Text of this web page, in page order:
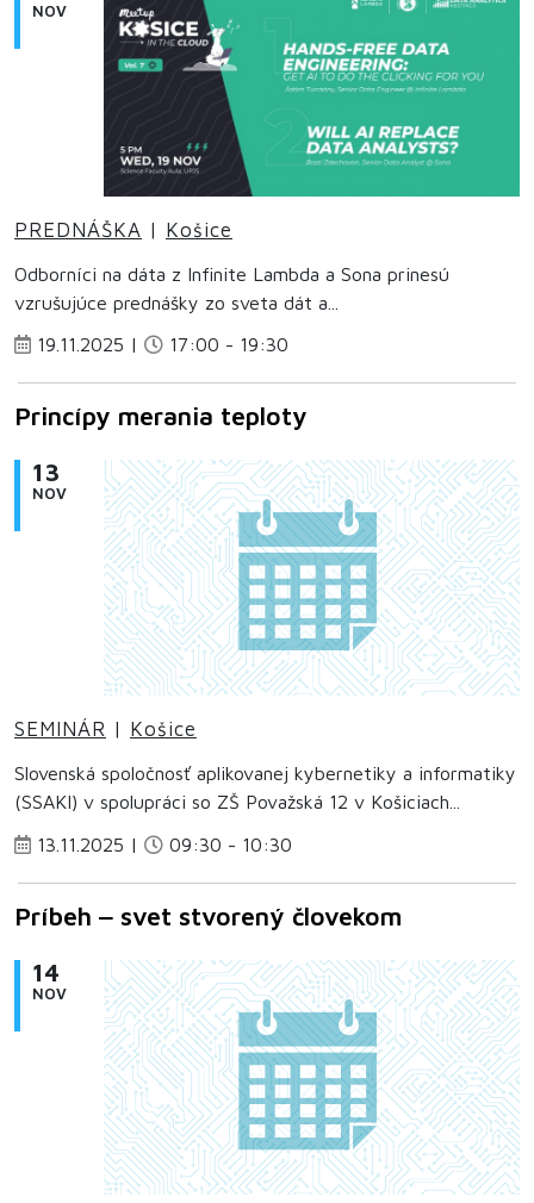
NOV
PREDNÁŠKA | Košice
Odborníci na dáta z Infinite Lambda a Sona prinesú
vzrušujúce prednášky zo sveta dát a...
19.11.2025 |
17:00 - 19:30
Princípy merania teploty
13
NOV
SEMINÁR | Košice
Slovenská spoločnosť aplikovanej kybernetiky a informatiky
(SSAKI) v spolupráci so ZŠ Považská 12 v Košiciach...
13.11.2025 |
09:30 - 10:30
Príbeh ‒ svet stvorený človekom
14
NOV